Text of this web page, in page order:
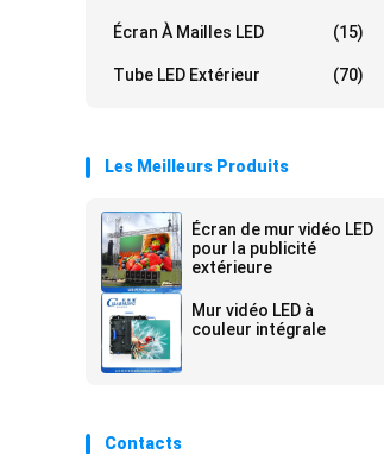
Écran À Mailles LED (15)
Tube LED Extérieur (70)
Les Meilleurs Produits
Écran de mur vidéo LED
pour la publicité
extérieure
Mur vidéo LED à
couleur intégrale
Contacts